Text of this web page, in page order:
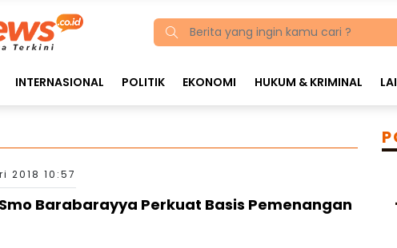
INTERNASIONAL POLITIK EKONOMI HUKUM & KRIMINAL
2018 10:57
Barabarayya Perkuat Basis Pemenangan